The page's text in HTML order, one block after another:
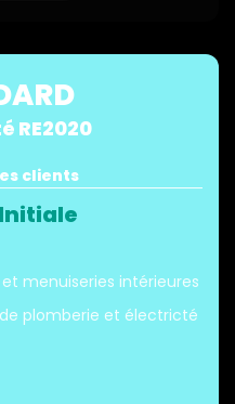
RE2020
clients
menuiseries intérieures
plomberie et électricté